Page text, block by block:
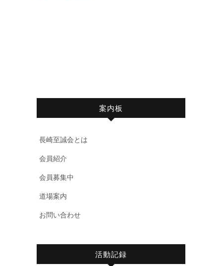
案内板
長崎至誠会とは
会員紹介
会員募集中
道場案内
お問い合わせ
活動記録